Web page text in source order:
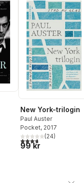
New York-trilogin
Paul Auster
Pocket, 2017
3,7utav 5 stjärnor.
(24)
99 kr